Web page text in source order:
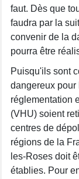
faut. Dès que
faudra par la
convenir de la
pourra être
Puisqu'ils sont
dangereux pour
réglementation
(VHU) soient
centres de
régions de la
les-Roses doit
établies. Pour